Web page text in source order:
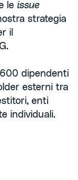
le issue
strategia
il
dipendenti
esterni tra
enti
individuali.